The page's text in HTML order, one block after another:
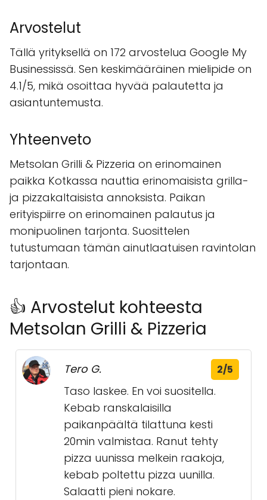
Arvostelut
Tällä yrityksellä on 172 arvostelua Google My
Businessissä. Sen keskimääräinen mielipide on
4.1/5, mikä osoittaa hyvää palautetta ja
asiantuntemusta.
Yhteenveto
Metsolan Grilli & Pizzeria on erinomainen
paikka Kotkassa nauttia erinomaisista grilla-
ja pizzakaltaisista annoksista. Paikan
erityispiirre on erinomainen palautus ja
monipuolinen tarjonta. Suosittelen
tutustumaan tämän ainutlaatuisen ravintolan
tarjontaan.
👍 Arvostelut kohteesta
Metsolan Grilli & Pizzeria
Tero G. 2/5
Taso laskee. En voi suositella.
Kebab ranskalaisilla
paikanpäältä tilattuna kesti
20min valmistaa. Ranut tehty
pizza uunissa melkein raakoja,
kebab poltettu pizza uunilla.
Salaatti pieni nokare.